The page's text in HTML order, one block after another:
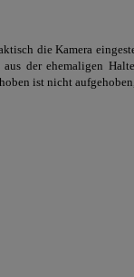
die Kamera
der ehemaligen
ist nicht